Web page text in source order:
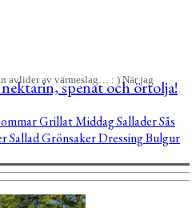
avlider av värmeslag… : ) När jag
spenat och örtolja!
GrillatMiddagSalladerSås
SalladGrönsakerDressingBulgur